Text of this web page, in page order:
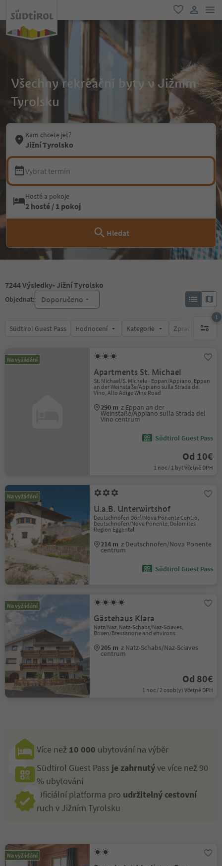
oblíbené
Všechny rekreační byty v Jižním
Tyrolsku
Kam chcete jet?
Jižní Tyrolsko
Vybrat termín
Hosté a pokoje
2 hosté / 1 pokoj
Hledat
7244Výsledky- Jižní Tyrolsko
Objednat: Doporučeno
Südtirol Guest Pass Hodnocení Kategorie Zpracovává
1
1
Na vyžádání
Apartments St. Michael
St. Michael/S. Michele - Eppan/Appiano, Eppan
an der Weinstaße/Appiano sulla Strada del
Vino, Alto Adige Wine Road
290 m z Eppan an der
Weinstaße/Appiano sulla Strada del
Vino centrum
Südtirol Guest Pass
Od 10€
1 noc / 1 byt Včetně DPH
Na vyžádání
U.a.B. Unterwirtshof
Deutschnofen Dorf/Nova Ponente Centro,
Deutschnofen/Nova Ponente, Dolomites
Region Eggental
214 m z Deutschnofen/Nova Ponente
centrum
Südtirol Guest Pass
Na vyžádání
Gästehaus Klara
Natz/Naz, Natz-Schabs/Naz-Sciaves,
Brixen/Bressanone and environs
205 m z Natz-Schabs/Naz-Sciaves
centrum
Od 80€
1 noc / 2 osob(y) Včetně DPH
Více než 10 000 ubytování na výběr
Südtirol Guest Pass je zahrnutýve více než 90
% ubytování
Oficiální platforma pro udržitelný cestovní
ruch v Jižním Tyrolsku
Na vyžádání